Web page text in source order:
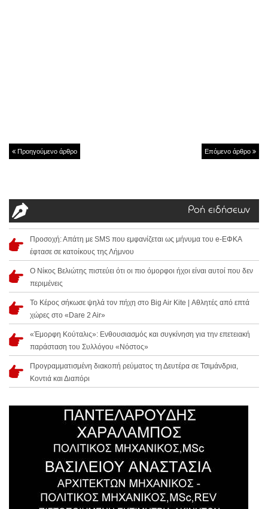
Προηγούμενο άρθρο Επόμενο άρθρο
Ροή ειδήσεων
Προσοχή: Απάτη με SMS που εμφανίζεται ως μήνυμα του e-ΕΦΚΑ
έφτασε σε κατοίκους της Λήμνου
Ο Νίκος Βελιώτης πιστεύει ότι οι πιο όμορφοι ήχοι είναι αυτοί που δεν
περιμένεις
Το Κέρος σήκωσε ψηλά τον πήχη στο Big Air Kite | Αθλητές από επτά
χώρες στο «Dare 2 Air»
«Έμορφη Κούταλις»: Ενθουσιασμός και συγκίνηση για την επετειακή
παράσταση του Συλλόγου «Νόστος»
Προγραμματισμένη διακοπή ρεύματος τη Δευτέρα σε Τσιμάνδρια,
Κοντιά και Διαπόρι